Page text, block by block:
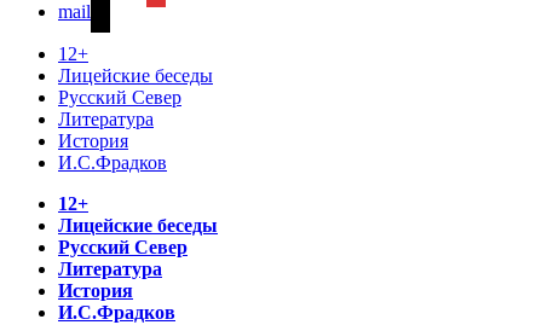
mail
12+
Лицейские беседы
Русский Север
Литература
История
И.С.Фрадков
12+
Лицейские беседы
Русский Север
Литература
История
И.С.Фрадков